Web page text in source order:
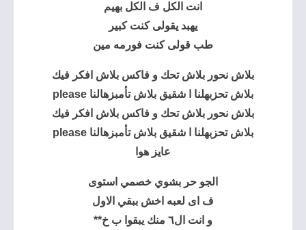
انت الكل ف الكل بهيم
يهبد يقولى كنت كبير
طب قولى كنت فورمه مين
بلاش نحور بلاش تحك و فاكس بلاش افكر فيك
بلاش تحزبهلنا ا شقيق بلاش تأمبزهالنا please
بلاش نحور بلاش تحك و فاكس بلاش افكر فيك
بلاش تحزبهلنا ا شقيق بلاش تأمبزهالنا please
عايز هوا
الجو حر بشوي خصمي استوى
ف اى لعبه اخش ببقي الاول
و انت ال٦ منك يبقوا ب خ**